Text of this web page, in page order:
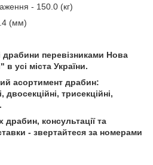
- 150.0 (кг)
(мм)
драбини перевізниками Нова
усі міста України.
асортимент драбин:
трисекційні,
консультації та
- звертайтеся за номерами